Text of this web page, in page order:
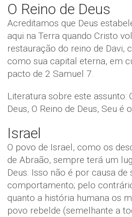
O Reino de Deus
Acreditamos que Deus
aqui na Terra quando Cristo
restauração do reino de Davi,
como sua capital eterna, em
pacto de 2 Samuel 7.
Literatura sobre este assunto:
Deus, O Reino de Deus, Seu é
Israel
O povo de Israel, como os
de Abraão, sempre terá um
Deus. Isso não é por causa
comportamento; pelo
quanto a história humana os
povo rebelde (semelhante a